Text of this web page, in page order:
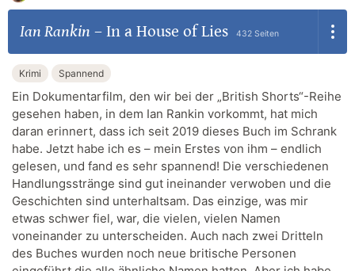
Ian Rankin – In a House of Lies 432 Seiten
Krimi Spannend
Ein Dokumentarfilm, den wir bei der „British Shorts“-Reihe
gesehen haben, in dem Ian Rankin vorkommt, hat mich
daran erinnert, dass ich seit 2019 dieses Buch im Schrank
habe. Jetzt habe ich es – mein Erstes von ihm – endlich
gelesen, und fand es sehr spannend! Die verschiedenen
Handlungsstränge sind gut ineinander verwoben und die
Geschichten sind unterhaltsam. Das einzige, was mir
etwas schwer fiel, war, die vielen, vielen Namen
voneinander zu unterscheiden. Auch nach zwei Dritteln
des Buches wurden noch neue britische Personen